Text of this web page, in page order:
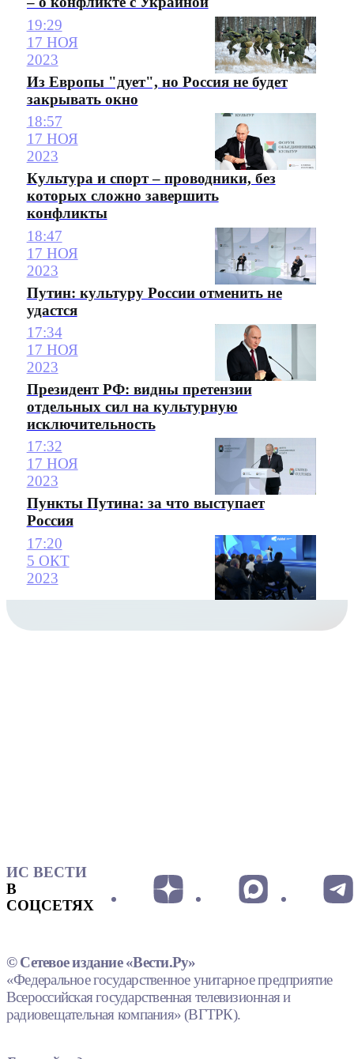
19:29
17 НОЯ
2023
Из Европы "дует", но Россия не будет
закрывать окно
18:57
17 НОЯ
2023
Культура и спорт – проводники, без
которых сложно завершить
конфликты
18:47
17 НОЯ
2023
Путин: культуру России отменить не
удастся
17:34
17 НОЯ
2023
Президент РФ: видны претензии
отдельных сил на культурную
исключительность
17:32
17 НОЯ
2023
Пункты Путина: за что выступает
Россия
17:20
5 ОКТ
2023
ИС ВЕСТИ
В
СОЦСЕТЯХ
© Сетевое издание «Вести.Ру»
«Федеральное государственное унитарное предприятие
Всероссийская государственная телевизионная и
радиовещательная компания» (ВГТРК).